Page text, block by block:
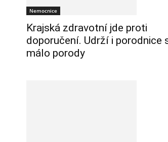
Nemocnice
Krajská zdravotní jde proti
doporučení. Udrží i porodnice
málo porody